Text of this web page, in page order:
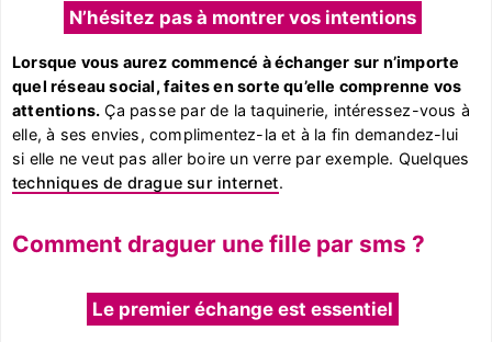
N’hésitez pas à montrer vos intentions
Lorsque vous aurez commencé à échanger sur n’importe
quel réseau social, faites en sorte qu’elle comprenne vos
attentions. Ça passe par de la taquinerie, intéressez-vous à
elle, à ses envies, complimentez-la et à la fin demandez-lui
si elle ne veut pas aller boire un verre par exemple. Quelques
techniques de drague sur internet.
Comment draguer une fille par sms ?
Le premier échange est essentiel